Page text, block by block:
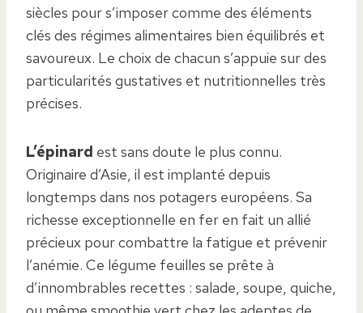
siècles pour s’imposer comme des éléments
clés des régimes alimentaires bien équilibrés et
savoureux. Le choix de chacun s’appuie sur des
particularités gustatives et nutritionnelles très
précises.
L’épinard est sans doute le plus connu.
Originaire d’Asie, il est implanté depuis
longtemps dans nos potagers européens. Sa
richesse exceptionnelle en fer en fait un allié
précieux pour combattre la fatigue et prévenir
l’anémie. Ce légume feuilles se prête à
d’innombrables recettes : salade, soupe, quiche,